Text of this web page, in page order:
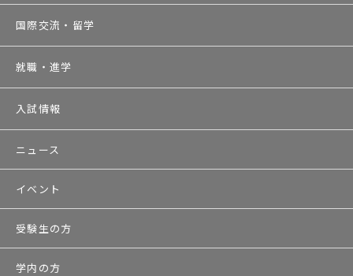
国際交流・留学
就職・進学
入試情報
ニュース
イベント
受験生の方
学内の方